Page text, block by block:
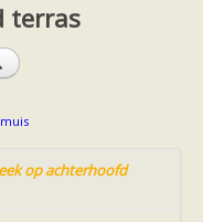
terras
op achterhoofd